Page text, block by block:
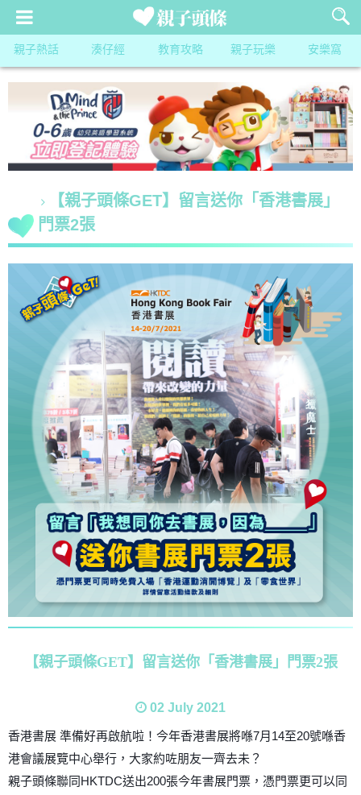
親子熱話 湊仔經 教育攻略 親子玩樂 安樂窩
【親子頭條GET】留言送你「香港書展」
門票2張
【親子頭條GET】留言送你「香港書展」門票2張
02 July 2021
香港書展 準備好再啟航啦！今年香港書展將喺7月14至20號喺香
港會議展覽中心舉行，大家約咗朋友一齊去未？
親子頭條聯同HKTDC送出200張今年書展門票，憑門票更可以同